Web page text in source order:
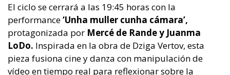
El ciclo se cerrará a las 19:45 horas con la
performance‘Unha muller cunha cámara’,
protagonizada por Mercé de Rande y Juanma
LoDo. Inspirada en la obra de Dziga Vertov, esta
pieza fusiona cine y danza con manipulación de
vídeo en tiempo real para reflexionar sobre la